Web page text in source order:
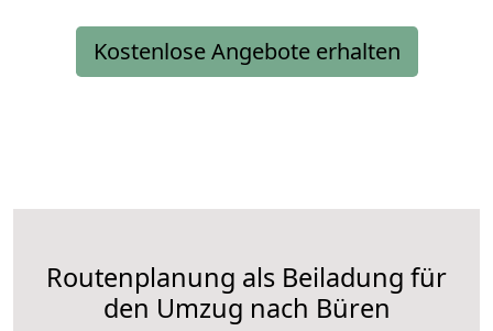
Kostenlose Angebote erhalten
Routenplanung als Beiladung für
den Umzug nach Büren